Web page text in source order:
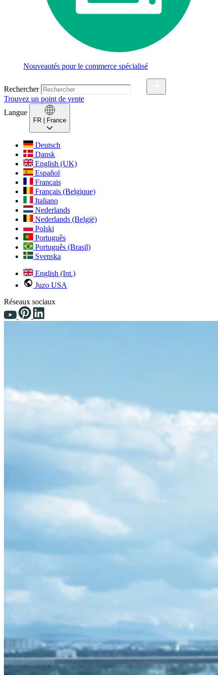
Nouveautés pour le commerce spécialisé
Rechercher
Trouvez un point de vente
Langue
FR | France
Deutsch
Dansk
English (UK)
Español
Français
Français (Belgique)
Italiano
Nederlands
Nederlands (België)
Polski
Português
Português (Brasil)
Svenska
English (Int.)
Juzo USA
Réseaux sociaux